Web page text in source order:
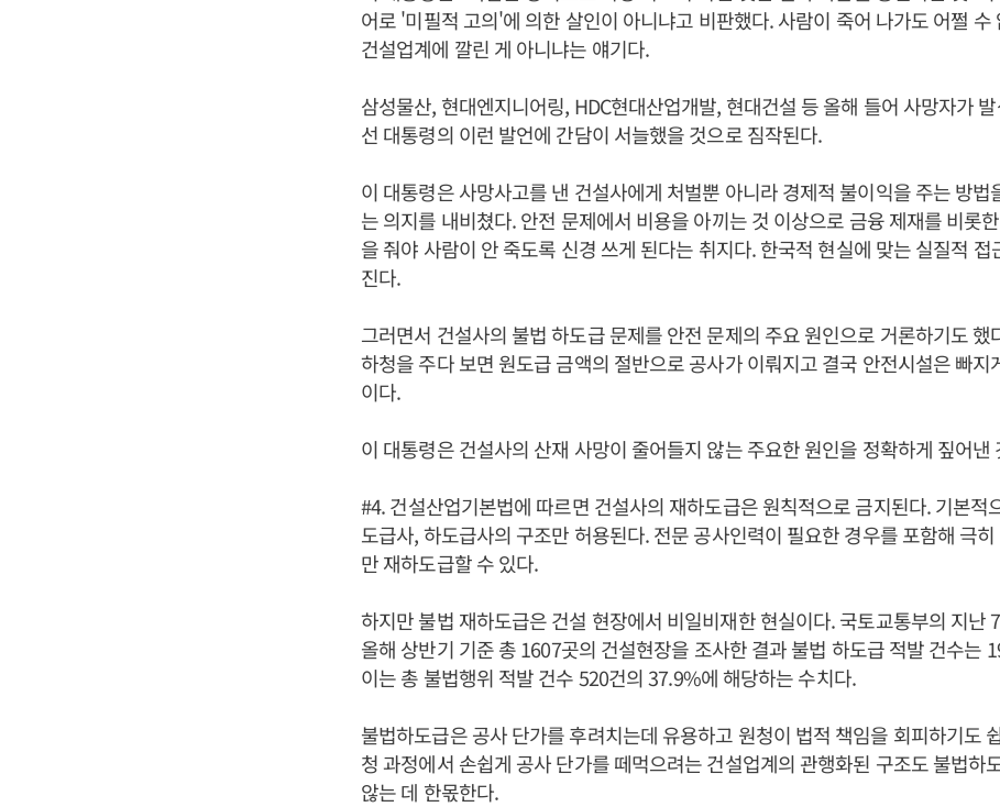
어로 '미필적 고의'에 의한 살인이 아니냐고 비판했다. 사람이 죽어 나가도 어쩔 수
건설업계에 깔린 게 아니냐는 얘기다.
삼성물산, 현대엔지니어링, HDC현대산업개발, 현대건설 등 올해 들어 사망자가
선 대통령의 이런 발언에 간담이 서늘했을 것으로 짐작된다.
이 대통령은 사망사고를 낸 건설사에게 처벌뿐 아니라 경제적 불이익을 주는 방법
는 의지를 내비쳤다. 안전 문제에서 비용을 아끼는 것 이상으로 금융 제재를 비롯
을 줘야 사람이 안 죽도록 신경 쓰게 된다는 취지다. 한국적 현실에 맞는 실질적 접
진다.
그러면서 건설사의 불법 하도급 문제를 안전 문제의 주요 원인으로 거론하기도 했
하청을 주다 보면 원도급 금액의 절반으로 공사가 이뤄지고 결국 안전시설은 빠지
이다.
이 대통령은 건설사의 산재 사망이 줄어들지 않는 주요한 원인을 정확하게 짚어낸
#4. 건설산업기본법에 따르면 건설사의 재하도급은 원칙적으로 금지된다. 기본적
도급사, 하도급사의 구조만 허용된다. 전문 공사인력이 필요한 경우를 포함해 극
만 재하도급할 수 있다.
하지만 불법 재하도급은 건설 현장에서 비일비재한 현실이다. 국토교통부의 지난
올해 상반기 기준 총 1607곳의 건설현장을 조사한 결과 불법 하도급 적발 건수는
이는 총 불법행위 적발 건수 520건의 37.9%에 해당하는 수치다.
불법하도급은 공사 단가를 후려치는데 유용하고 원청이 법적 책임을 회피하기도
청 과정에서 손쉽게 공사 단가를 떼먹으려는 건설업계의 관행화된 구조도 불법하
않는 데 한몫한다.